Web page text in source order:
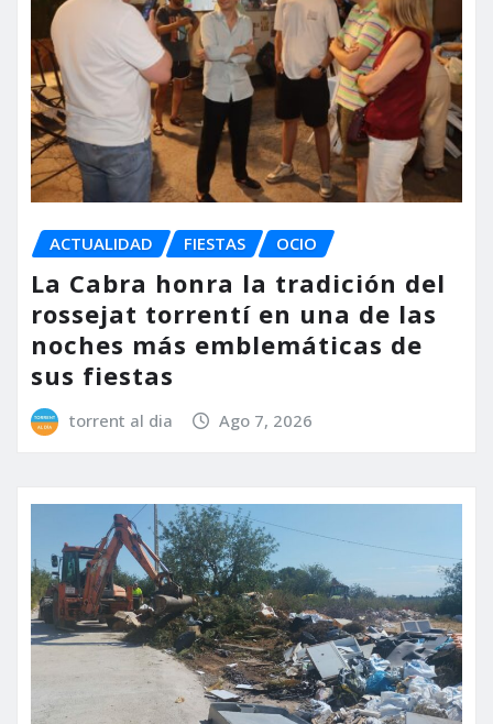
ACTUALIDAD FIESTAS OCIO
La Cabra honra la tradición del
rossejat torrentí en una de las
noches más emblemáticas de
sus fiestas
torrent al dia Ago 7, 2026